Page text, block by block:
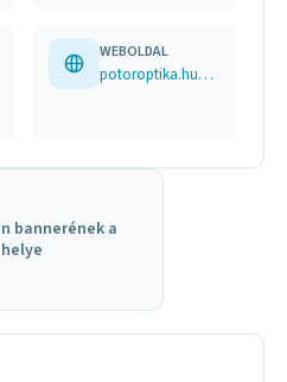
WEBOLDAL
potoroptika.hu/ potoroptika.uzleti.hu/ www.facebook.com/PotorOptika/?ref=embed_page
bannerének a
helye